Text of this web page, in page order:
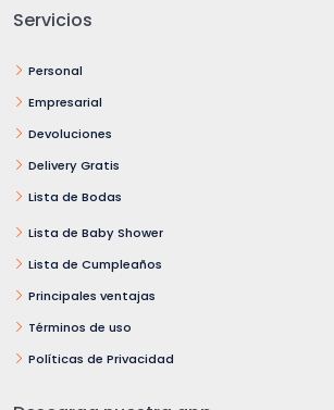
Servicios
Personal
Empresarial
Devoluciones
Delivery Gratis
Lista de Bodas
Lista de Baby Shower
Lista de Cumpleaños
Principales ventajas
Términos de uso
Políticas de Privacidad